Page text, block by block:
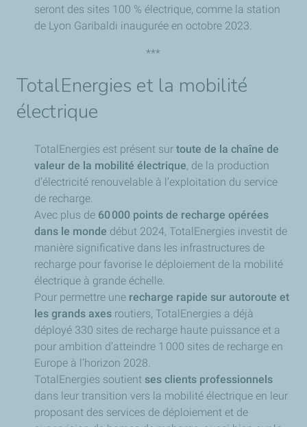
seront des sites 100 % électrique, comme la station
de Lyon Garibaldi inaugurée en octobre 2023.
***
TotalEnergies et la mobilité
électrique
TotalEnergies est présent sur toute de la chaîne de
valeur de la mobilité électrique, de la production
d’électricité renouvelable à l’exploitation du service
de recharge.
Avec plus de 60 000 points de recharge opérées
dans le monde début 2024, TotalEnergies investit de
manière significative dans les infrastructures de
recharge pour favorise le déploiement de la mobilité
électrique à grande échelle.
Pour permettre une recharge rapide sur autoroute et
les grands axes routiers, TotalEnergies a déjà
déployé 330 sites de recharge haute puissance et a
pour ambition d’atteindre 1 000 sites de recharge en
Europe à l’horizon 2028.
TotalEnergies soutient ses clients professionnels
dans leur transition vers la mobilité électrique en leur
proposant des services de déploiement et de